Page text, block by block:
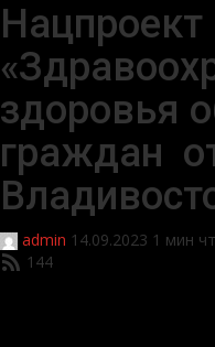
Нацпроект
здоровья
граждан
admin 14.09.2023 1 мин
144